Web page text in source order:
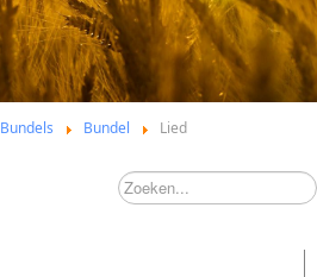
Bundels Bundel Lied